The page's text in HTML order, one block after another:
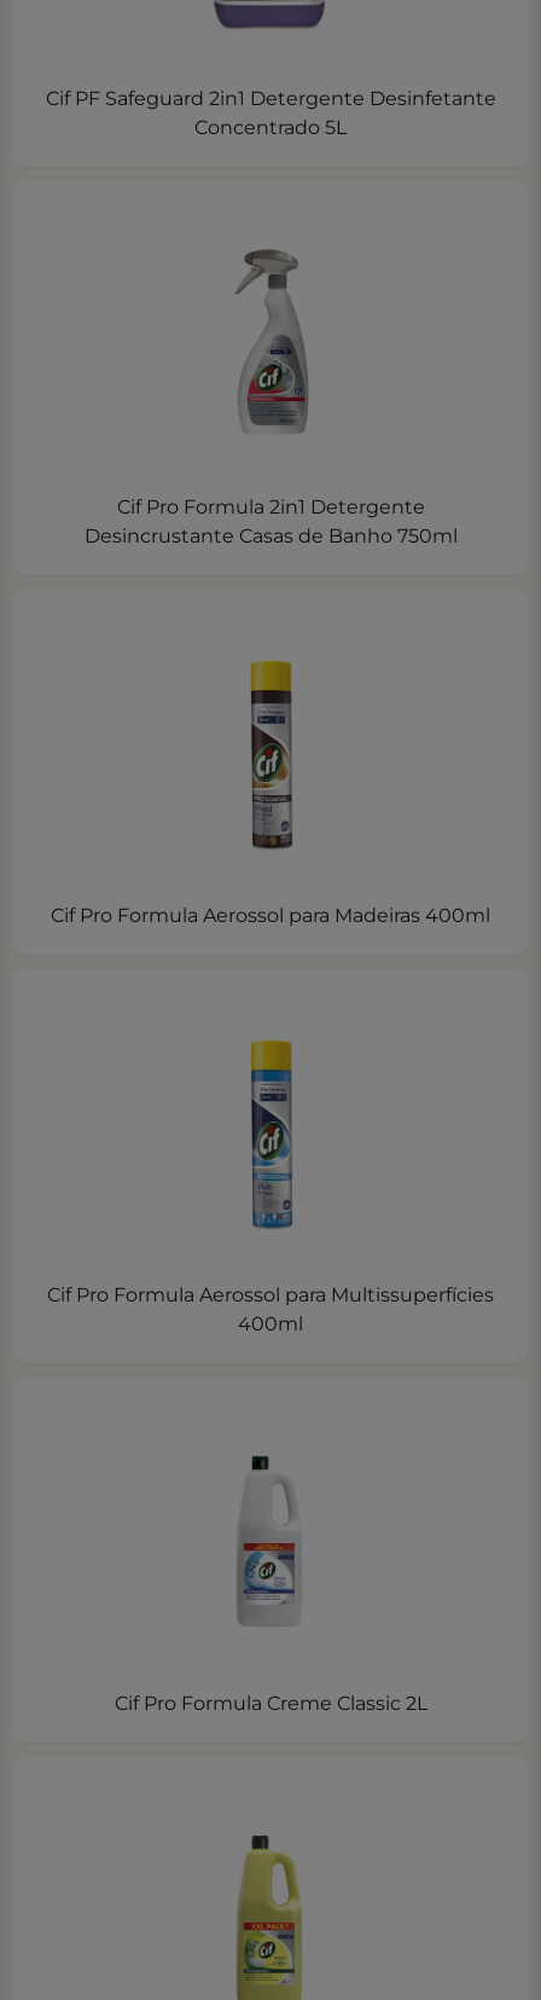
Cif PF Safeguard 2in1 Detergente Desinfetante
Concentrado 5L
Cif Pro Formula 2in1 Detergente
Desincrustante Casas de Banho 750ml
Cif Pro Formula Aerossol para Madeiras 400ml
Cif Pro Formula Aerossol para Multissuperfícies
400ml
Cif Pro Formula Creme Classic 2L